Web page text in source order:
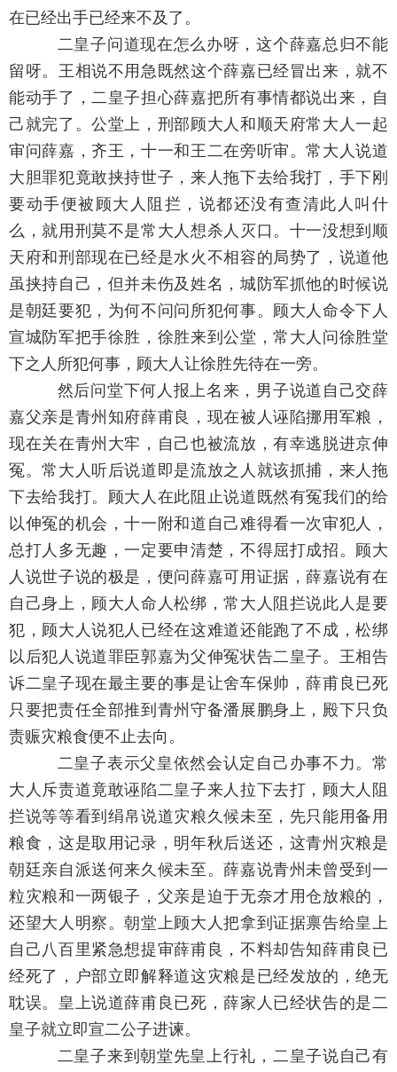
在已经出手已经来不及了。
二皇子问道现在怎么办呀，这个薛嘉总归不能
留呀。王相说不用急既然这个薛嘉已经冒出来，就不
能动手了，二皇子担心薛嘉把所有事情都说出来，自
己就完了。公堂上，刑部顾大人和顺天府常大人一起
审问薛嘉，齐王，十一和王二在旁听审。常大人说道
大胆罪犯竟敢挟持世子，来人拖下去给我打，手下刚
要动手便被顾大人阻拦，说都还没有查清此人叫什
么，就用刑莫不是常大人想杀人灭口。十一没想到顺
天府和刑部现在已经是水火不相容的局势了，说道他
虽挟持自己，但并未伤及姓名，城防军抓他的时候说
是朝廷要犯，为何不问问所犯何事。顾大人命令下人
宣城防军把手徐胜，徐胜来到公堂，常大人问徐胜堂
下之人所犯何事，顾大人让徐胜先待在一旁。
然后问堂下何人报上名来，男子说道自己交薛
嘉父亲是青州知府薛甫良，现在被人诬陷挪用军粮，
现在关在青州大牢，自己也被流放，有幸逃脱进京伸
冤。常大人听后说道即是流放之人就该抓捕，来人拖
下去给我打。顾大人在此阻止说道既然有冤我们的给
以伸冤的机会，十一附和道自己难得看一次审犯人，
总打人多无趣，一定要申清楚，不得屈打成招。顾大
人说世子说的极是，便问薛嘉可用证据，薛嘉说有在
自己身上，顾大人命人松绑，常大人阻拦说此人是要
犯，顾大人说犯人已经在这难道还能跑了不成，松绑
以后犯人说道罪臣郭嘉为父伸冤状告二皇子。王相告
诉二皇子现在最主要的事是让舍车保帅，薛甫良已死
只要把责任全部推到青州守备潘展鹏身上，殿下只负
责赈灾粮食便不止去向。
二皇子表示父皇依然会认定自己办事不力。常
大人斥责道竟敢诬陷二皇子来人拉下去打，顾大人阻
拦说等等看到绢帛说道灾粮久候未至，先只能用备用
粮食，这是取用记录，明年秋后送还，这青州灾粮是
朝廷亲自派送何来久候未至。薛嘉说青州未曾受到一
粒灾粮和一两银子，父亲是迫于无奈才用仓放粮的，
还望大人明察。朝堂上顾大人把拿到证据禀告给皇上
自己八百里紧急想提审薛甫良，不料却告知薛甫良已
经死了，户部立即解释道这灾粮是已经发放的，绝无
耽误。皇上说道薛甫良已死，薛家人已经状告的是二
皇子就立即宣二公子进谏。
二皇子来到朝堂先皇上行礼，二皇子说自己有